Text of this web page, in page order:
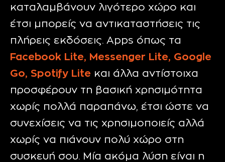
καταλαμβάνουν λιγότερο χώρο και
έτσι μπορείς να αντικαταστήσεις τις
πλήρεις εκδόσεις. Apps όπως τα
Facebook Lite, Messenger Lite, Google
Go, Spotify Lite και άλλα αντίστοιχα
προσφέρουν τη βασική χρησιμότητα
χωρίς πολλά παραπάνω, έτσι ώστε να
συνεχίσεις να τις χρησιμοποιείς αλλά
χωρίς να πιάνουν πολύ χώρο στη
συσκευή σου. Μία ακόμα λύση είναι η